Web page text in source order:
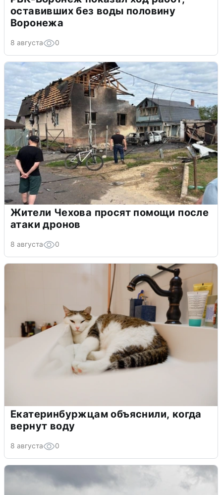
оставивших без воды половину
Воронежа
8 августа 0
Жители Чехова просят помощи после
атаки дронов
8 августа 0
Екатеринбуржцам объяснили, когда
вернут воду
8 августа 0